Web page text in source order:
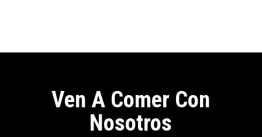
Ven A Comer Con
Nosotros